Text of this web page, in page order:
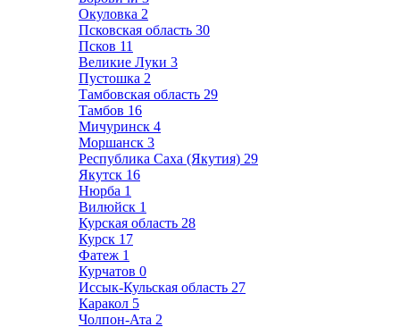
Окуловка 2
Псковская область 30
Псков 11
Великие Луки 3
Пустошка 2
Тамбовская область 29
Тамбов 16
Мичуринск 4
Моршанск 3
Республика Саха (Якутия) 29
Якутск 16
Нюрба 1
Вилюйск 1
Курская область 28
Курск 17
Фатеж 1
Курчатов 0
Иссык-Кульская область 27
Каракол 5
Чолпон-Ата 2